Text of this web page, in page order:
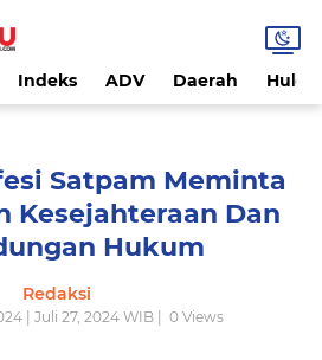
Indeks ADV Daerah
Satpam Meminta
Kesejahteraan Dan
Hukum
Redaksi
| Juli 27, 2024 WIB | 0Views